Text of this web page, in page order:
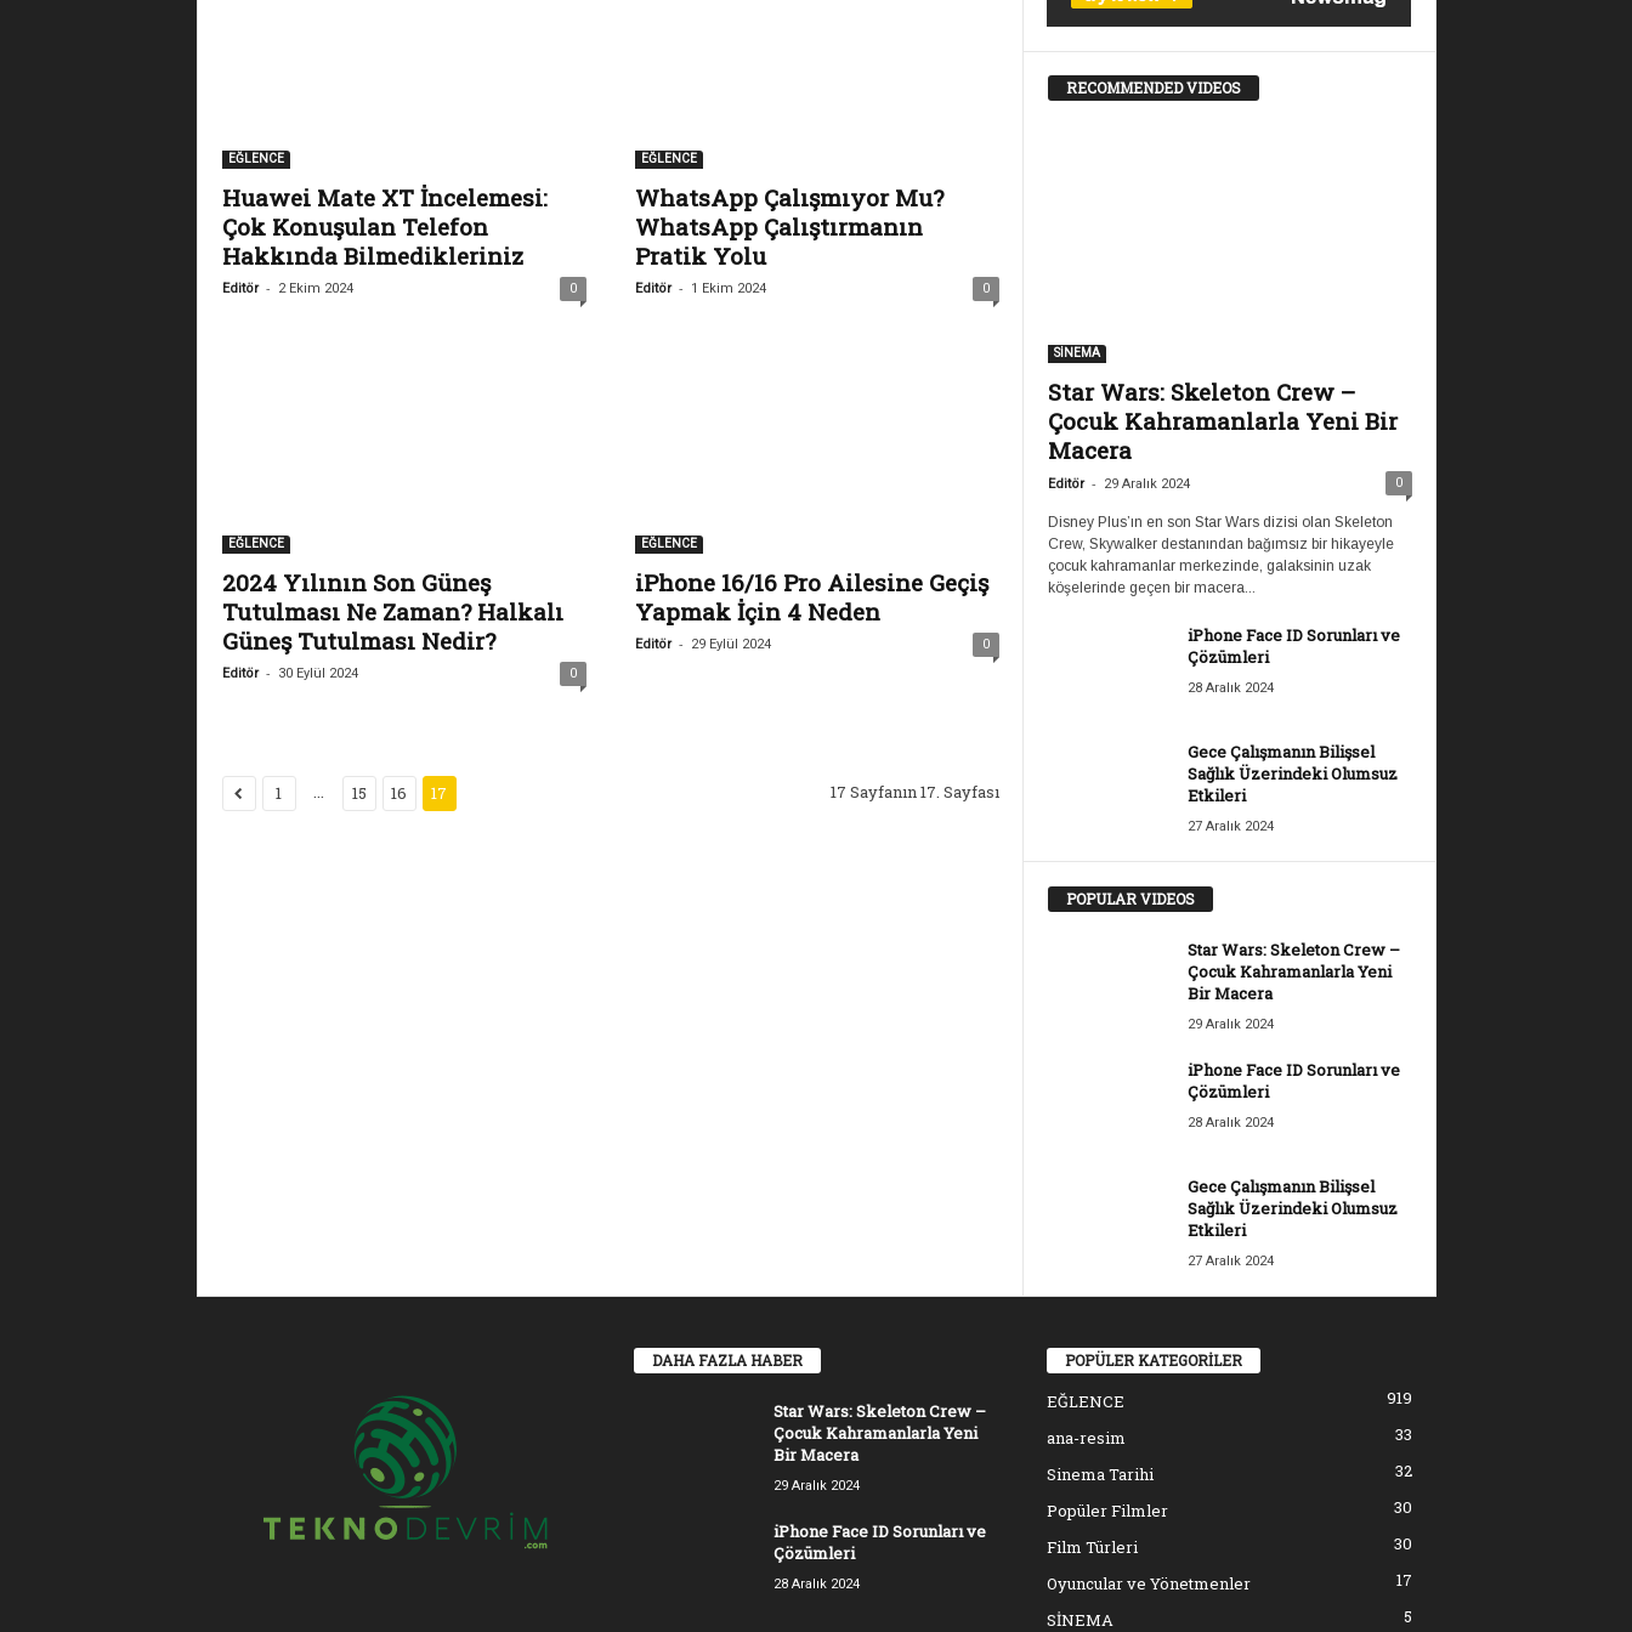
EĞLENCE
Huawei Mate XT İncelemesi:
Çok Konuşulan Telefon
Hakkında Bilmedikleriniz
Editör - 2 Ekim 2024 0
EĞLENCE
WhatsApp Çalışmıyor Mu?
WhatsApp Çalıştırmanın
Pratik Yolu
Editör - 1 Ekim 2024 0
EĞLENCE
2024 Yılının Son Güneş
Tutulması Ne Zaman? Halkalı
Güneş Tutulması Nedir?
Editör - 30 Eylül 2024 0
EĞLENCE
iPhone 16/16 Pro Ailesine Geçiş
Yapmak İçin 4 Neden
Editör - 29 Eylül 2024 0
1 ... 15 16 17 17 Sayfanın 17. Sayfası
RECOMMENDED VIDEOS
SİNEMA
Star Wars: Skeleton Crew –
Çocuk Kahramanlarla Yeni Bir
Macera
Editör - 29 Aralık 2024 0
Disney Plus’ın en son Star Wars dizisi olan Skeleton
Crew, Skywalker destanından bağımsız bir hikayeyle
çocuk kahramanlar merkezinde, galaksinin uzak
köşelerinde geçen bir macera...
iPhone Face ID Sorunları ve
Çözümleri
28 Aralık 2024
Gece Çalışmanın Bilişsel
Sağlık Üzerindeki Olumsuz
Etkileri
27 Aralık 2024
POPULAR VIDEOS
Star Wars: Skeleton Crew –
Çocuk Kahramanlarla Yeni
Bir Macera
29 Aralık 2024
iPhone Face ID Sorunları ve
Çözümleri
28 Aralık 2024
Gece Çalışmanın Bilişsel
Sağlık Üzerindeki Olumsuz
Etkileri
27 Aralık 2024
DAHA FAZLA HABER
Star Wars: Skeleton Crew –
Çocuk Kahramanlarla Yeni
Bir Macera
29 Aralık 2024
iPhone Face ID Sorunları ve
Çözümleri
28 Aralık 2024
POPÜLER KATEGORİLER
EĞLENCE
919
ana-resim
33
Sinema Tarihi
32
Popüler Filmler
30
Film Türleri
30
Oyuncular ve Yönetmenler
17
SİNEMA
5